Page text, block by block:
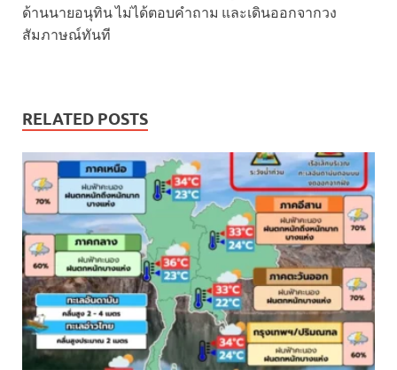
ด้านนายอนุทิน ไม่ได้ตอบคำถาม และเดินออกจากวง
สัมภาษณ์ทันที
RELATED POSTS